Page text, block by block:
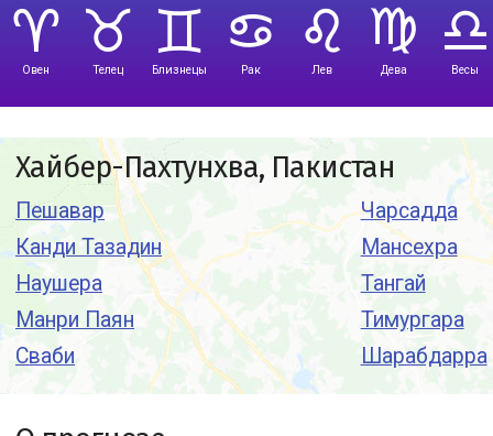
Овен Телец Близнецы Рак Лев Дева Весы
Хайбер-Пахтунхва, Пакистан
Пешавар
Канди Тазадин
Наушера
Манри Паян
Сваби
Чарсадда
Мансехра
Тангай
Тимургара
Шарабдарра